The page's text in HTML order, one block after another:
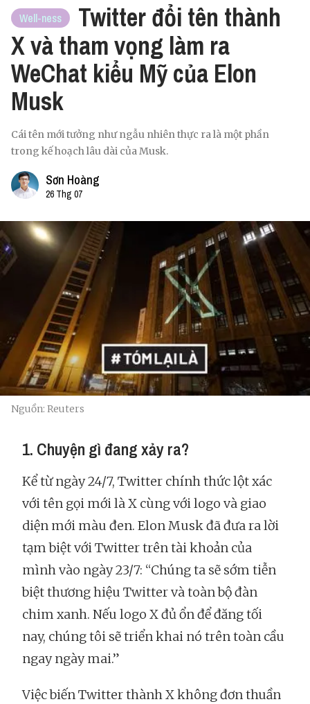
Well-ness
Twitter đổi tên thành
X và tham vọng làm ra
WeChat kiểu Mỹ của Elon
Musk
Cái tên mới tưởng như ngẫu nhiên thực ra là một phần
trong kế hoạch lâu dài của Musk.
Sơn Hoàng
26 Thg 07
Nguồn: Reuters
1. Chuyện gì đang xảy ra?
Kể từ ngày 24/7, Twitter chính thức lột xác
với tên gọi mới là X cùng với logo và giao
diện mới màu đen. Elon Musk đã đưa ra lời
tạm biệt với Twitter trên tài khoản của
mình vào ngày 23/7: “Chúng ta sẽ sớm tiễn
biệt thương hiệu Twitter và toàn bộ đàn
chim xanh. Nếu logo X đủ ổn để đăng tối
nay, chúng tôi sẽ triển khai nó trên toàn cầu
ngay ngày mai.”
Việc biến Twitter thành X không đơn thuần